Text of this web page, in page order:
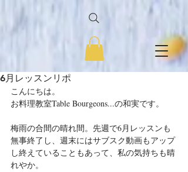
6月レッスンリポ
こんにちは。
お料理教室Table Bourgeons...の和実です。
梅雨の合間の晴れ間。先週で6月レッスンも
無事終了し、週末にはサブスク動画もアップ
し終えていることもあって、私の気持ちも晴
れやか。